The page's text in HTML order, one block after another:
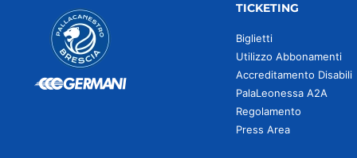
TICKETING
Biglietti
Utilizzo Abbonamenti
Accreditamento Disabili
PalaLeonessa A2A
Regolamento
Press Area